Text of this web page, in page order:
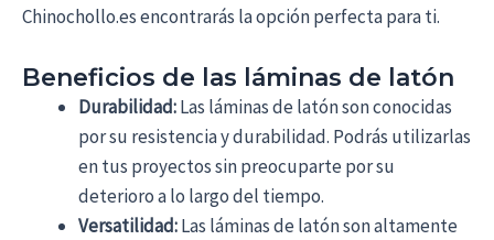
Chinochollo.es encontrarás la opción perfecta para ti.
Beneficios de las láminas de latón
Durabilidad:Las láminas de latón son conocidas
por su resistencia y durabilidad. Podrás utilizarlas
en tus proyectos sin preocuparte por su
deterioro a lo largo del tiempo.
Versatilidad:Las láminas de latón son altamente